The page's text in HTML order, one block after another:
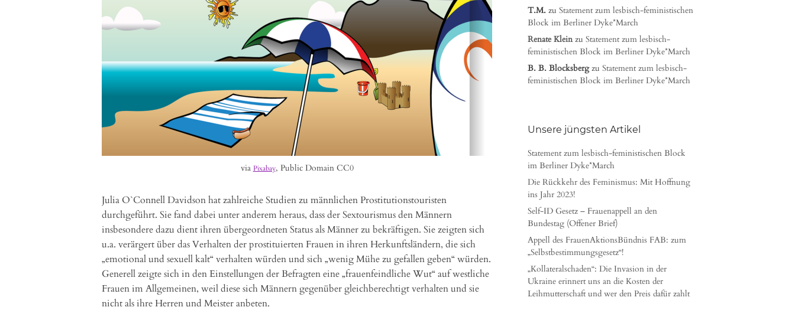
via Pixabay, Public Domain CC0
Julia O`Connell Davidson hat zahlreiche Studien zu männlichen Prostitutionstouristen
durchgeführt. Sie fand dabei unter anderem heraus, dass der Sextourismus den Männern
insbesondere dazu dient ihren übergeordneten Status als Männer zu bekräftigen. Sie zeigten sich
u.a. verärgert über das Verhalten der prostituierten Frauen in ihren Herkunftsländern, die sich
„emotional und sexuell kalt“ verhalten würden und sich „wenig Mühe zu gefallen geben“ würden.
Generell zeigte sich in den Einstellungen der Befragten eine „frauenfeindliche Wut“ auf westliche
Frauen im Allgemeinen, weil diese sich Männern gegenüber gleichberechtigt verhalten und sie
nicht als ihre Herren und Meister anbeten.
T.M. zu Statement zum lesbisch-feministischen
Block im Berliner Dyke*March
Renate Kleinzu Statement zum lesbisch-
feministischen Block im Berliner Dyke*March
B. B. Blocksbergzu Statement zum lesbisch-
feministischen Block im Berliner Dyke*March
Unsere jüngsten Artikel
Statement zum lesbisch-feministischen Block
im Berliner Dyke*March
Die Rückkehr des Feminismus: Mit Hoffnung
ins Jahr 2023!
Self-ID Gesetz – Frauenappell an den
Bundestag (Offener Brief)
Appell des FrauenAktionsBündnis FAB: zum
„Selbstbestimmungsgesetz“!
„Kollateralschaden“: Die Invasion in der
Ukraine erinnert uns an die Kosten der
Leihmutterschaft und wer den Preis dafür zahlt